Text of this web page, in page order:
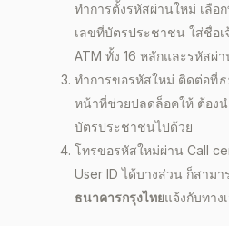
ทำการตั้งรหัสผ่านใหม่ เลือ
เลขที่บัตรประชาชน ใส่ชื่อ
ATM ทั้ง 16 หลักและรหัสผ่า
ทำการขอรหัสใหม่ ติดต่อที่
หน้าที่ช่วยปลดล็อคให้ ต้อง
บัตรประชาชนไปด้วย
โทรขอรหัสใหม่ผ่าน Call
User IDได้บางส่วน ก็สามา
ธนาคารกรุงไทยแจ้งกับทาง